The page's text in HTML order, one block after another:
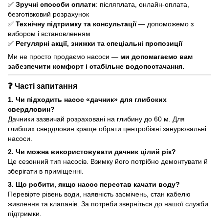
✅ Зручні способи оплати: післяплата, онлайн-оплата,
безготівковий розрахунок
✅ Технічну підтримку та консультації— допоможемо з
вибором і встановленням
✅ Регулярні акції, знижки та спеціальні пропозиції
Ми не просто продаємо насоси — ми допомагаємо вам
забезпечити комфорт і стабільне водопостачання.
❓ Часті запитання
1. Чи підходить насос «дачник» для глибоких
свердловин?
Дачники зазвичай розраховані на глибину до 60 м. Для
глибших свердловин краще обрати центробіжні занурювальні
насоси.
2. Чи можна використовувати дачник цілий рік?
Це сезонний тип насосів. Взимку його потрібно демонтувати й
зберігати в приміщенні.
3. Що робити, якщо насос перестав качати воду?
Перевірте рівень води, наявність засмічень, стан кабелю
живлення та клапанів. За потреби зверніться до нашої служби
підтримки.